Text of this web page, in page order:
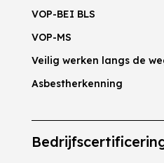
VOP-BEI BLS
VOP-MS
Veilig werken langs de
Asbestherkenning